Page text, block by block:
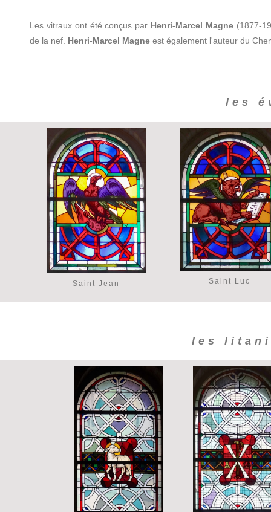
Les vitraux ont été conçus par Henri-Marcel Magne(1877-
de la nef. Henri-Marcel Magne est également l'auteur du
les
Saint Jean Saint Luc
les